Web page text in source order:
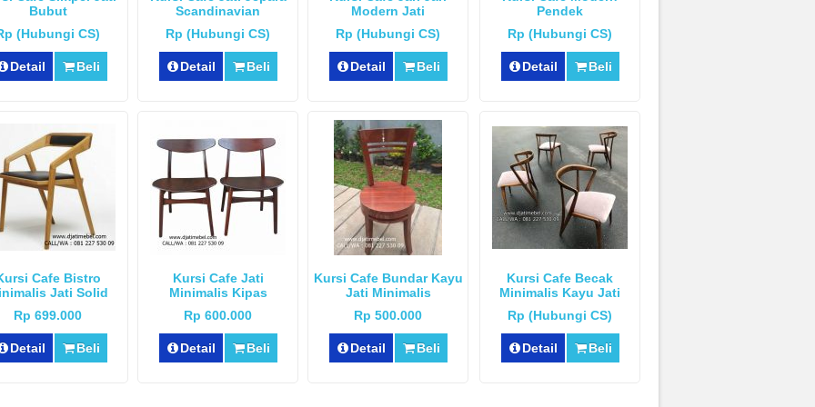
Bubut
(Hubungi CS)
Detail Beli
Scandinavian
Rp (Hubungi CS)
Detail Beli
Modern Jati
Rp (Hubungi CS)
Detail Beli
Pendek
Rp (Hubungi CS)
Detail Beli
Cafe Bistro
Jati Solid
Rp 699.000
Detail Beli
Kursi Cafe Jati
Minimalis Kipas
Rp 600.000
Detail Beli
Kursi Cafe Bundar Kayu
Jati Minimalis
Rp 500.000
Detail Beli
Kursi Cafe Becak
Minimalis Kayu Jati
Rp (Hubungi CS)
Detail Beli